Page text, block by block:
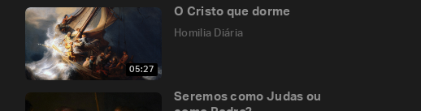
05:27
O Cristo que dorme
Homilia Diária
Seremos como Judas ou